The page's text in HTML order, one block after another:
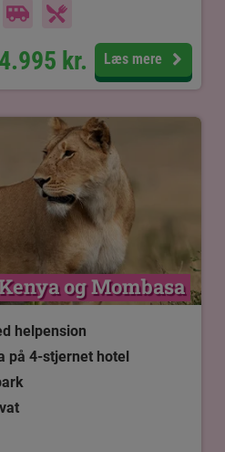
kr. Læs mere
og Mombasa
helpension
på 4-stjernet hotel